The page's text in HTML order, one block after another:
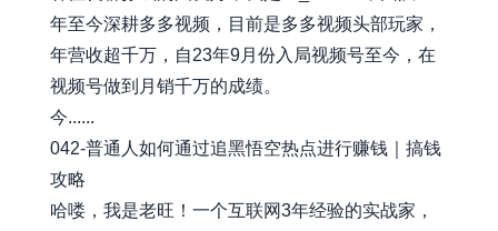
年至今深耕多多视频，目前是多多视频头部玩家，
年营收超千万，自23年9月份入局视频号至今，在
视频号做到月销千万的成绩。
今......
042-普通人如何通过追黑悟空热点进行赚钱｜搞钱
攻略
哈喽，我是老旺！一个互联网3年经验的实战家，